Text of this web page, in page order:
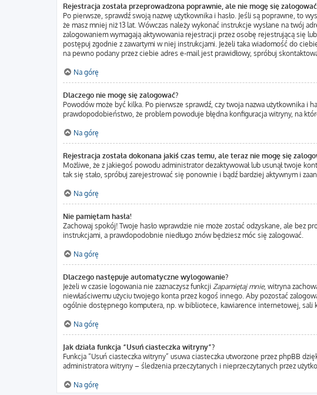
Rejestracja została przeprowadzona poprawnie, ale nie mogę się
Po pierwsze, sprawdź swoją nazwę użytkownika i hasło. Jeśli są poprawne, to
że masz mniej niż 13 lat. Wówczas należy wykonać instrukcje wysłane na twój
zalogowaniem wymagają aktywowania rejestracji przez osobę rejestrującą się
postępuj zgodnie z zawartymi w niej instrukcjami. Jeżeli taka wiadomość do
na pewno podany przez ciebie adres e-mail jest prawidłowy, spróbuj
Na górę
Dlaczego nie mogę się zalogować?
Powodów może być kilka. Po pierwsze sprawdź, czy twoja nazwa użytkownika i
prawdopodobieństwo, że problem powoduje błędna konfiguracja witryny, na
Na górę
Rejestracja została dokonana jakiś czas temu, ale teraz nie mogę się
Możliwe, że z jakiegoś powodu administrator dezaktywował lub usunął twoje
tak się stało, spróbuj zarejestrować się ponownie i bądź bardziej aktywnym i
Na górę
Nie pamiętam hasła!
Zachowaj spokój! Twoje hasło wprawdzie nie może zostać odzyskane, ale bez
instrukcjami, a prawdopodobnie niedługo znów będziesz móc się zalogować.
Na górę
Dlaczego następuje automatyczne wylogowanie?
Jeżeli w czasie logowania nie zaznaczysz funkcji Zapamiętaj mnie, witryna
niewłaściwemu użyciu twojego konta przez kogoś innego. Aby pozostać
ogólnie dostępnego komputera, np. w bibliotece, kawiarence internetowej, sali
Na górę
Jak działa funkcja “Usuń ciasteczka witryny”?
Funkcja “Usuń ciasteczka witryny” usuwa ciasteczka utworzone przez phpBB
administratora witryny – śledzenia przeczytanych i nieprzeczytanych przez
Na górę